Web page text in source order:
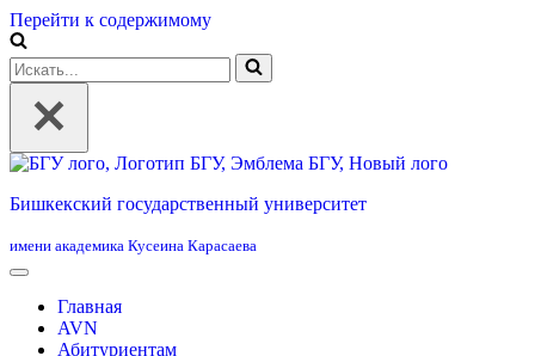
Перейти к содержимому
Искать...
Бишкекский государственный университет
имени академика Кусеина Карасаева
Главная
AVN
Абитуриентам